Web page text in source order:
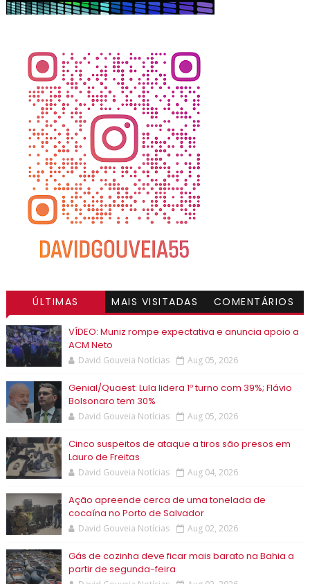
ÚLTIMAS MAIS VISITADAS COMENTÁRIOS
VÍDEO: Muniz rompe expectativa e anuncia apoio a
ACM Neto
David Gouveia Notícias Aug 05, 2026
Genial/Quaest: Lula lidera 1º turno com 39%; Flávio
Bolsonaro tem 30%
David Gouveia Notícias Aug 05, 2026
Cinco suspeitos de ataque a tiros são presos em
Lauro de Freitas
David Gouveia Notícias Aug 04, 2026
Ação apreende cerca de uma tonelada de
cocaína no Porto de Salvador
David Gouveia Notícias Aug 02, 2026
Gás de cozinha deve ficar mais barato na Bahia a
partir de segunda-feira